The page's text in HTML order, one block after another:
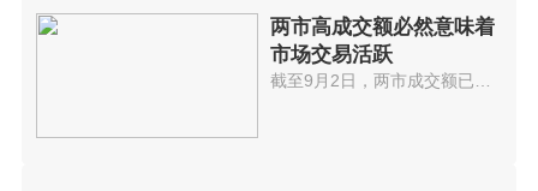
两市高成交额必然意味着
市场交易活跃